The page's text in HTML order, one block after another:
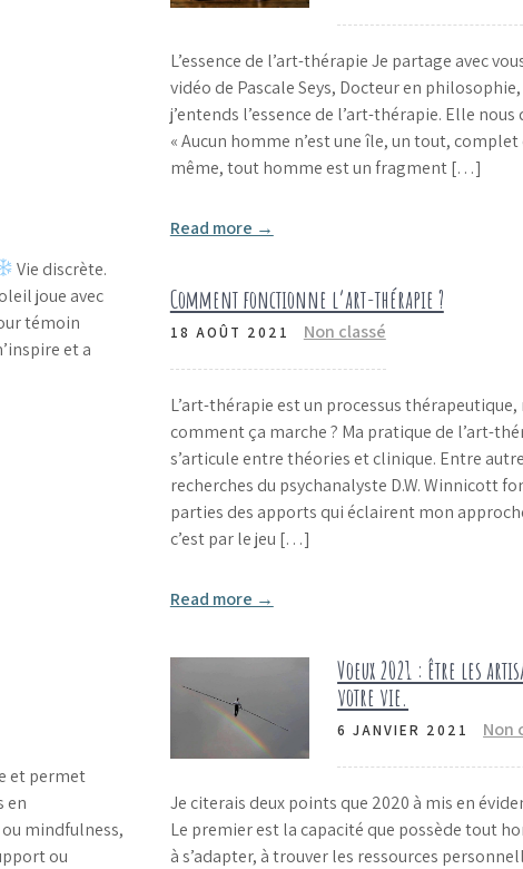
Vie discrète.
joue avec
témoin
et a
L’essence de l’art-thérapie Je partage avec
vidéo de Pascale Seys, Docteur en
j’entends l’essence de l’art-thérapie. Elle nous
« Aucun homme n’est une île, un tout, complet
même, tout homme est un fragment […]
Read more →
Comment fonctionne l’art-thérapie ?
18 AOÛT 2021 Non classé
L’art-thérapie est un processus thérapeutique,
comment ça marche ? Ma pratique de l’art-
s’articule entre théories et clinique. Entre
recherches du psychanalyste D.W. Winnicott
parties des apports qui éclairent mon
c’est par le jeu […]
Read more →
et permet
en
mindfulness,
ou
Voeux 2021 : être les
votre vie.
6 JANVIER 2021 Non
Je citerais deux points que 2020 à mis en
Le premier est la capacité que possède tout
à s’adapter, à trouver les ressources